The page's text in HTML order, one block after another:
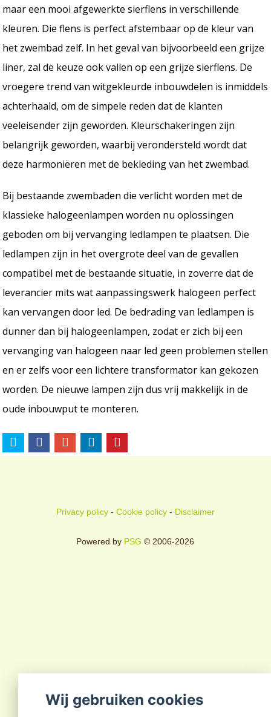
maar een mooi afgewerkte sierflens in verschillende
kleuren. Die flens is perfect afstembaar op de kleur van
het zwembad zelf. In het geval van bijvoorbeeld een grijze
liner, zal de keuze ook vallen op een grijze sierflens. De
vroegere trend van witgekleurde inbouwdelen is inmiddels
achterhaald, om de simpele reden dat de klanten
veeleisender zijn geworden. Kleurschakeringen zijn
belangrijk geworden, waarbij verondersteld wordt dat
deze harmoniëren met de bekleding van het zwembad.
Bij bestaande zwembaden die verlicht worden met de
klassieke halogeenlampen worden nu oplossingen
geboden om bij vervanging ledlampen te plaatsen. Die
ledlampen zijn in het overgrote deel van de gevallen
compatibel met de bestaande situatie, in zoverre dat de
leverancier mits wat aanpassingswerk halogeen perfect
kan vervangen door led. De bedrading van ledlampen is
dunner dan bij halogeenlampen, zodat er zich bij een
vervanging van halogeen naar led geen problemen stellen
en er zelfs voor een lichtere transformator kan gekozen
worden. De nieuwe lampen zijn dus vrij makkelijk in de
oude inbouwput te monteren.
Privacy policy- Cookie policy- Disclaimer
Powered by PSG © 2006-2026
Wij gebruiken cookies